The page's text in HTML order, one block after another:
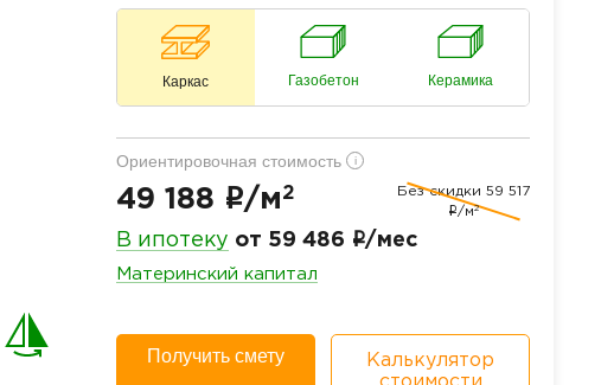
Каркас Газобетон Керамика
Ориентировочная стоимость i
49 188 i/м 2 Без скидки 59 517
i/м2
В ипотеку от 59 486 i/мес
Материнский капитал
Получить смету
Калькулятор